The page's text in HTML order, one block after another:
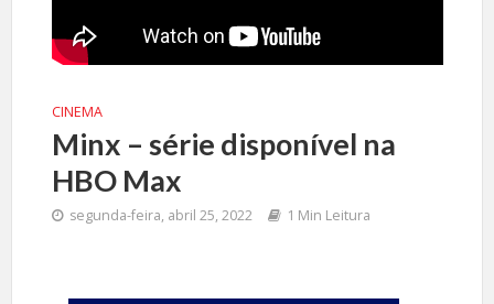
CINEMA
Minx – série disponível na
HBO Max
segunda-feira, abril 25, 2022 1 Min Leitura